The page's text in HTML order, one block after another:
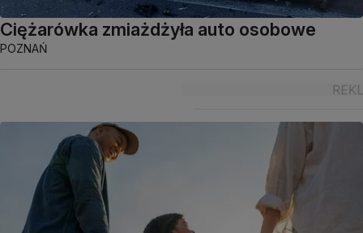
Ciężarówka zmiażdżyła auto osobowe
POZNAŃ